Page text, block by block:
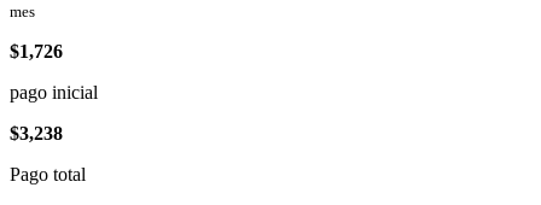
mes
$1,726
pago inicial
$3,238
Pago total